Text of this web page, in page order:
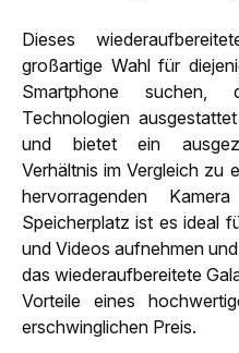
Dieses
großartige Wahl für
Smartphone
Technologien
und bietet ein
Verhältnis im Vergleich zu
hervorragenden
Speicherplatz ist es ideal
und Videos aufnehmen
das wiederaufbereitete
Vorteile eines
erschwinglichen Preis.